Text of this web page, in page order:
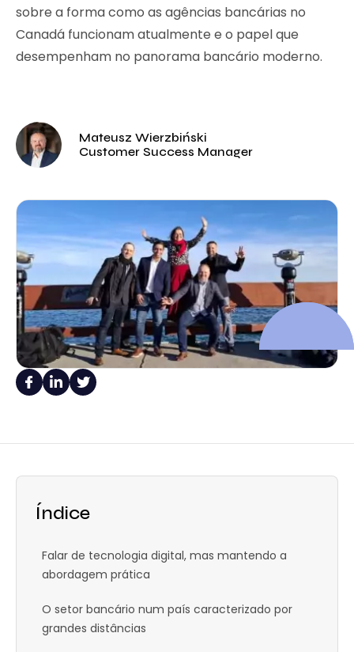
sobre a forma como as agências bancárias no
Canadá funcionam atualmente e o papel que
desempenham no panorama bancário moderno.
Mateusz Wierzbiński
Customer Success Manager
Índice
Falar de tecnologia digital, mas mantendo a
abordagem prática
O setor bancário num país caracterizado por
grandes distâncias